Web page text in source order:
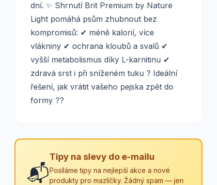
dní. ✨ Shrnutí Brit Premium by Nature
Light pomáhá psům zhubnout bez
kompromisů: ✔ méně kalorií, více
vlákniny ✔ ochrana kloubů a svalů ✔
vyšší metabolismus díky L-karnitinu ✔
zdravá srst i při sníženém tuku ? Ideální
řešení, jak vrátit vašeho pejska zpět do
formy ??
📬
Tipy na slevy do e-mailu
Posíláme tipy na nejlepší akce a nové
produkty pro mazlíčky. Žádný spam — jen